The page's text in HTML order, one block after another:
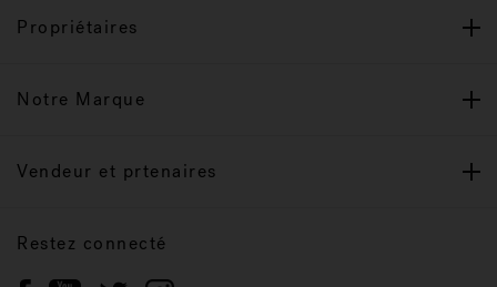
Propriétaires
Notre Marque
Vendeur et prtenaires
Restez connecté